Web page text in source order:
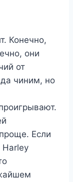
Конечно,
они
от
чиним, но
Если